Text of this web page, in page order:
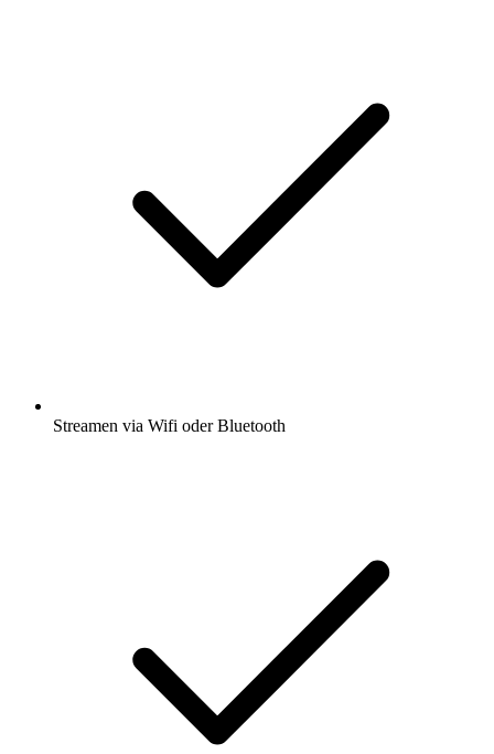
Streamen via Wifi oder Bluetooth